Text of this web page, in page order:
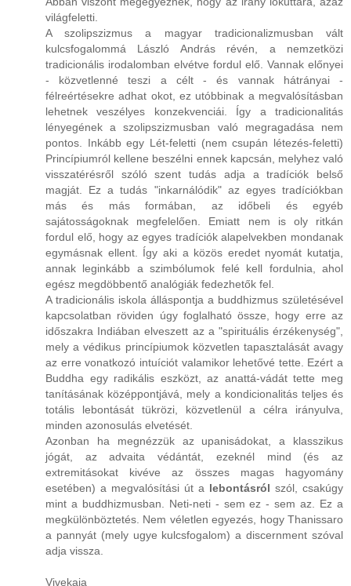
világfeletti.
A szolipszizmus a magyar tradicionalizmusban vált
kulcsfogalommá László András révén, a nemzetközi
tradicionális irodalomban elvétve fordul elő. Vannak előnyei
- közvetlenné teszi a célt - és vannak hátrányai -
félreértésekre adhat okot, ez utóbbinak a megvalósításban
lehetnek veszélyes konzekvenciái. Így a tradicionalitás
lényegének a szolipszizmusban való megragadása nem
pontos. Inkább egy Lét-feletti (nem csupán létezés-feletti)
Princípiumról kellene beszélni ennek kapcsán, melyhez való
visszatérésről szóló szent tudás adja a tradíciók belső
magját. Ez a tudás "inkarnálódik" az egyes tradíciókban
más és más formában, az időbeli és egyéb
sajátosságoknak megfelelően. Emiatt nem is oly ritkán
fordul elő, hogy az egyes tradíciók alapelvekben mondanak
egymásnak ellent. Így aki a közös eredet nyomát kutatja,
annak leginkább a szimbólumok felé kell fordulnia, ahol
egész megdöbbentő analógiák fedezhetők fel.
A tradicionális iskola álláspontja a buddhizmus születésével
kapcsolatban röviden úgy foglalható össze, hogy erre az
időszakra Indiában elveszett az a "spirituális érzékenység",
mely a védikus princípiumok közvetlen tapasztalását avagy
az erre vonatkozó intuíciót valamikor lehetővé tette. Ezért a
Buddha egy radikális eszközt, az anattá-vádát tette meg
tanításának középpontjává, mely a kondicionalitás teljes és
totális lebontását tükrözi, közvetlenül a célra irányulva,
minden azonosulás elvetését.
Azonban ha megnézzük az upanisádokat, a klasszikus
jógát, az advaita védántát, ezeknél mind (és az
extremitásokat kivéve az összes magas hagyomány
esetében) a megvalósítási út a lebontásról szól, csakúgy
mint a buddhizmusban. Neti-neti - sem ez - sem az. Ez a
megkülönböztetés. Nem véletlen egyezés, hogy Thanissaro
a pannyát (mely ugye kulcsfogalom) a discernment szóval
adja vissza.
Vivekaja